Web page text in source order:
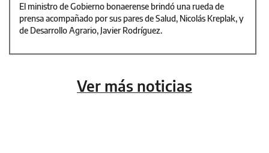
El ministro de Gobierno bonaerense brindó una rueda de
prensa acompañado por sus pares de Salud, Nicolás Kreplak, y
de Desarrollo Agrario, Javier Rodríguez.
Ver más noticias